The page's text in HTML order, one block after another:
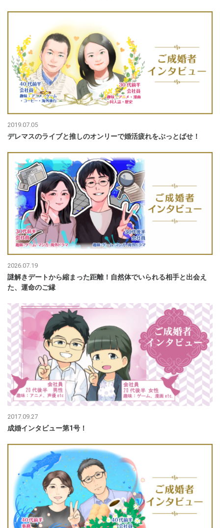
2019.07.05
デレマスのライブと推しのオンリーで婚活疲れをぶっとばせ！
2026.07.19
謎解きデートから縮まった距離！自然体でいられる相手と出会え
た、運命のご縁
2017.09.27
成婚インタビュー第1号！